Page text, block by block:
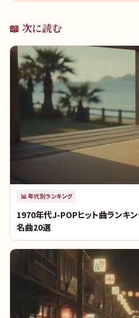
📖 次に読む
📊年代別ランキング
1970年代J-POPヒット曲ランキ
名曲20選